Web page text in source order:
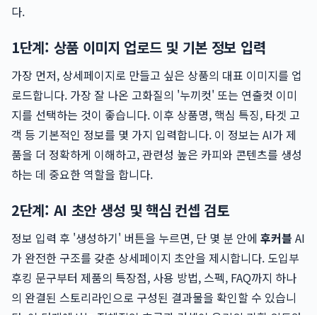
다.
1단계: 상품 이미지 업로드 및 기본 정보 입력
가장 먼저, 상세페이지로 만들고 싶은 상품의 대표 이미지를 업
로드합니다. 가장 잘 나온 고화질의 '누끼컷' 또는 연출컷 이미
지를 선택하는 것이 좋습니다. 이후 상품명, 핵심 특징, 타겟 고
객 등 기본적인 정보를 몇 가지 입력합니다. 이 정보는 AI가 제
품을 더 정확하게 이해하고, 관련성 높은 카피와 콘텐츠를 생성
하는 데 중요한 역할을 합니다.
2단계: AI 초안 생성 및 핵심 컨셉 검토
정보 입력 후 '생성하기' 버튼을 누르면, 단 몇 분 안에 후커블 AI
가 완전한 구조를 갖춘 상세페이지 초안을 제시합니다. 도입부
후킹 문구부터 제품의 특장점, 사용 방법, 스펙, FAQ까지 하나
의 완결된 스토리라인으로 구성된 결과물을 확인할 수 있습니